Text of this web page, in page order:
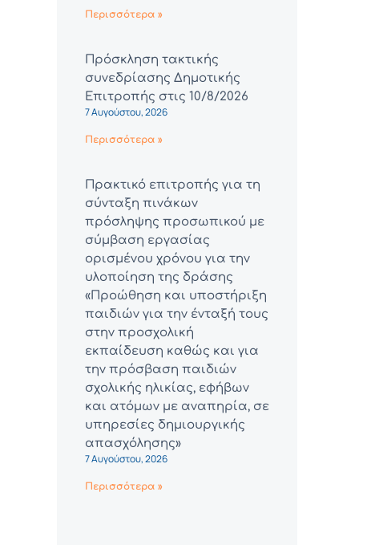
Περισσότερα »
Πρόσκληση τακτικής
συνεδρίασης Δημοτικής
Επιτροπής στις 10/8/2026
7 Αυγούστου, 2026
Περισσότερα »
Πρακτικό επιτροπής για τη
σύνταξη πινάκων
πρόσληψης προσωπικού με
σύμβαση εργασίας
ορισμένου χρόνου για την
υλοποίηση της δράσης
«Προώθηση και υποστήριξη
παιδιών για την ένταξή τους
στην προσχολική
εκπαίδευση καθώς και για
την πρόσβαση παιδιών
σχολικής ηλικίας, εφήβων
και ατόμων με αναπηρία, σε
υπηρεσίες δημιουργικής
απασχόλησης»
7 Αυγούστου, 2026
Περισσότερα »